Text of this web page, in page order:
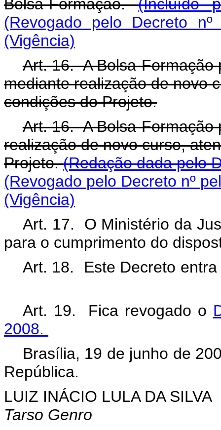
Bolsa-Formação.(Incluído
(Revogado pelo Decreto
(Vigência)
Art. 16. A Bolsa-Formação
mediante realização de novo
condições do Projeto.
Art. 16. A Bolsa-Formação
realização de novo curso,
Projeto.(Redação dada pelo
(Revogado pelo Decreto nº
(Vigência)
Art. 17. O Ministério da
para o cumprimento do
Art. 18. Este Decreto
Art. 19. Fica revogado o
2008.
Brasília, 19 de junho de
República.
LUIZ INÁCIO LULA DA SILVA
Tarso Genro